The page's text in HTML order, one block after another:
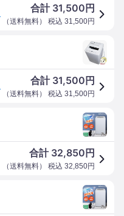
合計 31,500 円
（送料無料） 税込 31,500円
合計 31,500 円
（送料無料） 税込 31,500円
合計 32,850 円
（送料無料） 税込 32,850円